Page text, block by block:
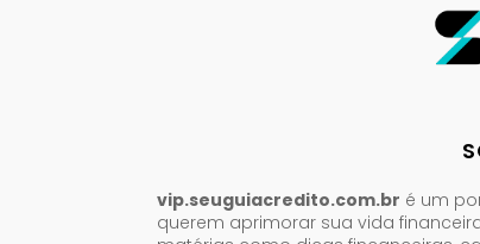
vip.seuguiacredito.com.br é um
querem aprimorar sua vida